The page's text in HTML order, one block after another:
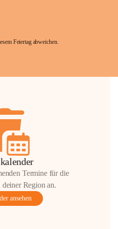
Feiertag abweichen.
Termine für die
Region an.
ansehen